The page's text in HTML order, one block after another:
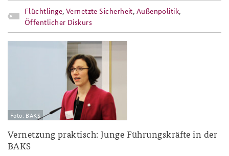
Flüchtlinge, Vernetzte Sicherheit, Außenpolitik,
Öffentlicher Diskurs
nachwuchsfuehrung_slider.jpg
Foto: BAKS
Vernetzung praktisch: Junge Führungskräfte in der
BAKS